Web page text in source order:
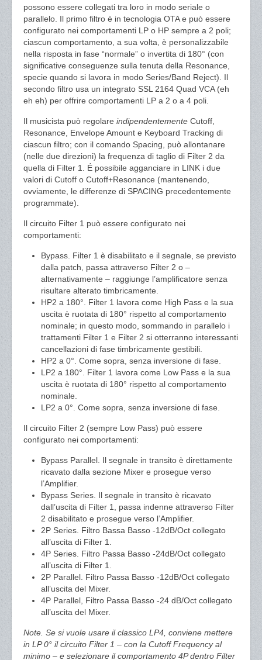
possono essere collegati tra loro in modo seriale o
parallelo. Il primo filtro è in tecnologia OTA e può essere
configurato nei comportamenti LP o HP sempre a 2 poli;
ciascun comportamento, a sua volta, è personalizzabile
nella risposta in fase “normale” o invertita di 180° (con
significative conseguenze sulla tenuta della Resonance,
specie quando si lavora in modo Series/Band Reject). Il
secondo filtro usa un integrato SSL 2164 Quad VCA (eh
eh eh) per offrire comportamenti LP a 2 o a 4 poli.
Il musicista può regolare indipendentemente Cutoff,
Resonance, Envelope Amount e Keyboard Tracking di
ciascun filtro; con il comando Spacing, può allontanare
(nelle due direzioni) la frequenza di taglio di Filter 2 da
quella di Filter 1. É possibile agganciare in LINK i due
valori di Cutoff o Cutoff+Resonance (mantenendo,
ovviamente, le differenze di SPACING precedentemente
programmate).
Il circuito Filter 1 può essere configurato nei
comportamenti:
Bypass. Filter 1 è disabilitato e il segnale, se previsto
dalla patch, passa attraverso Filter 2 o –
alternativamente – raggiunge l’amplificatore senza
risultare alterato timbricamente.
HP2 a 180°. Filter 1 lavora come High Pass e la sua
uscita è ruotata di 180° rispetto al comportamento
nominale; in questo modo, sommando in parallelo i
trattamenti Filter 1 e Filter 2 si otterranno interessanti
cancellazioni di fase timbricamente gestibili.
HP2 a 0°. Come sopra, senza inversione di fase.
LP2 a 180°. Filter 1 lavora come Low Pass e la sua
uscita è ruotata di 180° rispetto al comportamento
nominale.
LP2 a 0°. Come sopra, senza inversione di fase.
Il circuito Filter 2 (sempre Low Pass) può essere
configurato nei comportamenti:
Bypass Parallel. Il segnale in transito è direttamente
ricavato dalla sezione Mixer e prosegue verso
l’Amplifier.
Bypass Series. Il segnale in transito è ricavato
dall’uscita di Filter 1, passa indenne attraverso Filter
2 disabilitato e prosegue verso l’Amplifier.
2P Series. Filtro Bassa Basso -12dB/Oct collegato
all’uscita di Filter 1.
4P Series. Filtro Passa Basso -24dB/Oct collegato
all’uscita di Filter 1.
2P Parallel. Filtro Passa Basso -12dB/Oct collegato
all’uscita del Mixer.
4P Parallel, Filtro Passa Basso -24 dB/Oct collegato
all’uscita del Mixer.
Note. Se si vuole usare il classico LP4, conviene mettere
in LP 0° il circuito Filter 1 – con la Cutoff Frequency al
minimo – e selezionare il comportamento 4P dentro Filter